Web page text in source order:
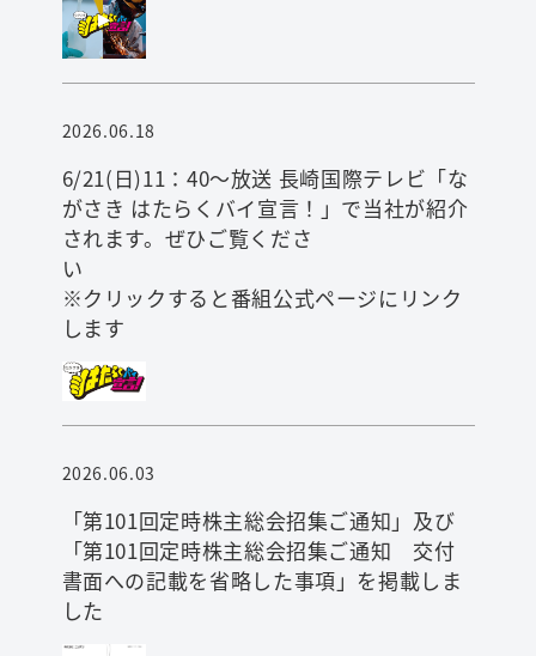
検索
2026.06.18
6/21(日)11：40～放送 長崎国際テレビ「な
がさき はたらくバイ宣言！」で当社が紹介
されます。ぜひご覧くださ
※クリックすると番組公式ページにリンク
します
2026.06.03
「第101回定時株主総会招集ご通知」及び
「第101回定時株主総会招集ご通知 交付
書面への記載を省略した事項」を掲載しま
した